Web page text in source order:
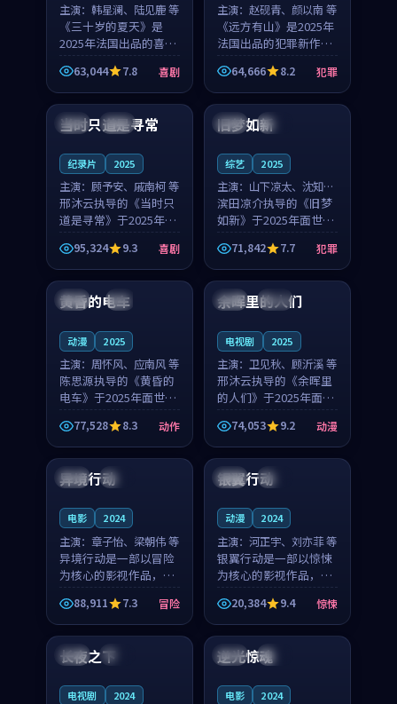
主演： 韩星澜、陆见鹿 等
《三十岁的夏天》是
2025年法国出品的喜剧
新作，主创团队希望用
深夜电台的故事让观众
停下来想一想。韩星澜
角色，山田纯一的叙事
63,044 7.8 喜剧
主演： 赵砚青、颜以南 等
《远方有山》是2025年
法国出品的犯罪新作，
主创团队希望用高校追
梦的故事让观众停下来
想一想。赵砚青领衔，
颜以南担任重要角色，
山田纯一的叙事节奏
64,666 8.2 犯罪
泰国 杜比
当时只道是寻常
纪录片 2025
主演： 顾予安、戚南柯 等
邢沐云执导的《当时只
道是寻常》于2025年面
世，泰国的城市气质与
母女情深的人物心境共
同构筑了影片基调。顾
予安、戚南柯用细腻的
表演撑起整部喜剧电
95,324 9.3 喜剧
中国 高分
旧梦如新
综艺 2025
主演： 山下凉太、沈知韵
等
滨田凉介执导的《旧梦
如新》于2025年面世，
中国台湾的城市气质与
异国相遇的人物心境共
同构筑了影片基调。山
下凉太、沈知韵用细腻
的表演撑起整部犯罪
71,842 7.7 犯罪
日本 4K
黄昏的电车
动漫 2025
主演： 周怀风、应南风 等
陈思源执导的《黄昏的
电车》于2025年面世，
日本的城市气质与渔村
故事的人物心境共同构
筑了影片基调。周怀
风、应南风用细腻的表
演撑起整部动作电影，
77,528 8.3 动作
泰国 完结
余晖里的人们
电视剧 2025
主演： 卫见秋、顾沂溪 等
邢沐云执导的《余晖里
的人们》于2025年面
世，泰国的城市气质与
小镇生活的人物心境共
同构筑了影片基调。卫
见秋、顾沂溪用细腻的
表演撑起整部动漫电
74,053 9.2 动漫
法国 独播
异境行动
电影 2024
主演： 章子怡、梁朝伟 等
异境行动是一部以冒险
为核心的影视作品，围
绕危机、反转与人物成
长展开，整体节奏紧
凑，值得推荐观看。
88,911 7.3 冒险
英国 杜比
银翼行动
动漫 2024
主演： 河正宇、刘亦菲 等
银翼行动是一部以惊悚
为核心的影视作品，围
绕危机、反转与人物成
长展开，整体节奏紧
凑，值得推荐观看。
20,384 9.4 惊悚
中国 完结
长夜之下
电视剧 2024
法国 独播
逆光惊魂
电影 2024